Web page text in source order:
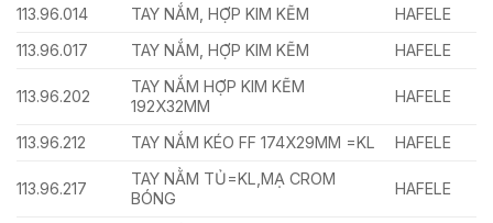
113.96.014
TAY NẮM, HỢP KIM KẼM
HAFELE
113.96.017
TAY NẮM, HỢP KIM KẼM HAFELE
113.96.202
TAY NẮM HỢP KIM KẼM
192X32MM
HAFELE
113.96.212 TAY NẮM KÉO FF 174X29MM =KL HAFELE
113.96.217
TAY NẰM TỦ=KL,MẠ CROM
BÓNG
HAFELE